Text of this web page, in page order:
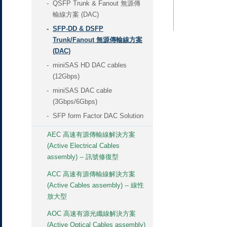
QSFP Trunk & Fanout 無源傳
輸線方案 (DAC)
SFP-DD & DSFP
Trunk/Fanout 無源傳輸線方案
(DAC)
miniSAS HD DAC cables
(12Gbps)
miniSAS DAC cable
(3Gbps/6Gbps)
SFP form Factor DAC Solution
AEC 高速有源傳輸線解決方案
(Active Electrical Cables
assembly) -- 訊號修復型
ACC 高速有源傳輸線解決方案
(Active Cables assembly) -- 線性
放大型
AOC 高速有源光纖線解決方案
(Active Optical Cables assembly)